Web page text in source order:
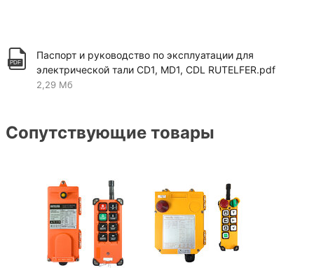
Паспорт и руководство по эксплуатации для
электрической тали CD1, MD1, CDL RUTELFER.pdf
2,29 Мб
Сопутствующие товары